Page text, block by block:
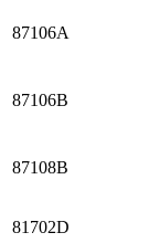
87106A
87106B
87108B
81702D